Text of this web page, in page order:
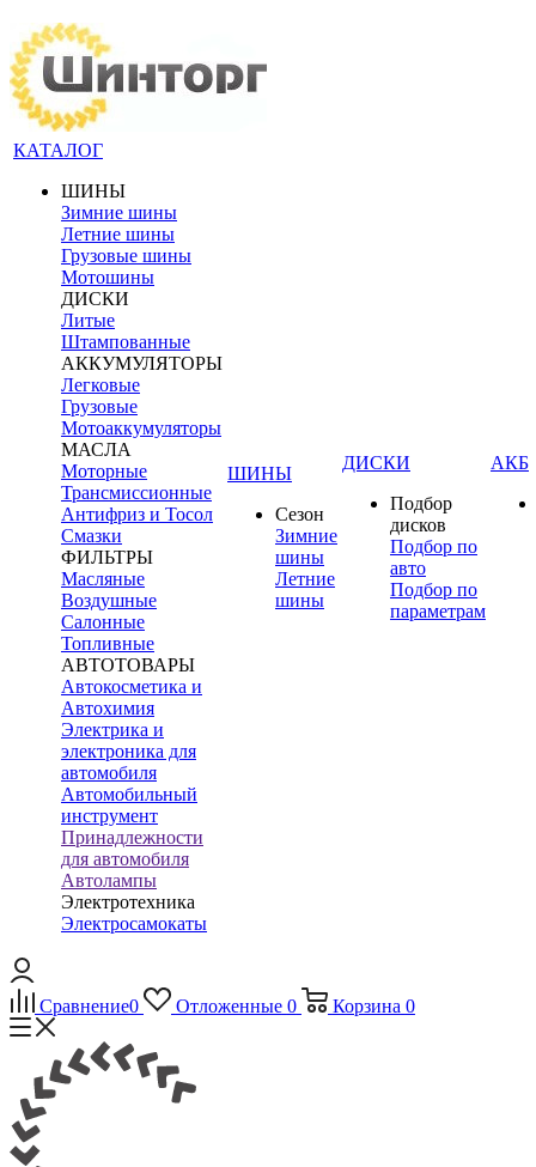
КАТАЛОГ
ШИНЫ
Зимние шины
Летние шины
Грузовые шины
Мотошины
ДИСКИ
Литые
Штампованные
АККУМУЛЯТОРЫ
Легковые
Грузовые
Мотоаккумуляторы
МАСЛА
Моторные
Трансмиссионные
Антифриз и Тосол
Смазки
ФИЛЬТРЫ
Масляные
Воздушные
Салонные
Топливные
АВТОТОВАРЫ
Автокосметика и
Автохимия
Электрика и
электроника для
автомобиля
Автомобильный
инструмент
Принадлежности
для автомобиля
Автолампы
Электротехника
Электросамокаты
ШИНЫ
Сезон
Зимние
шины
Летние
шины
ДИСКИ
Подбор
дисков
Подбор по
авто
Подбор по
параметрам
АКБ
Сравнение0 Отложенные 0 Корзина 0